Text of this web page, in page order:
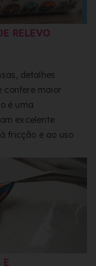
RELEVO
detalhes
confere maior
é uma
excelente
fricção e ao uso